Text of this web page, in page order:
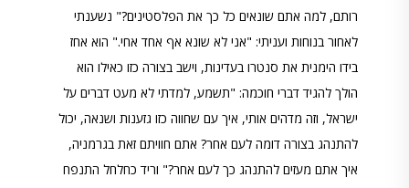
רותם, למה אתם שונאים כל כך את הפלסטינים?" נשענתי
לאחור בנוחות ועניתי: "אני לא שונא אף אחד אחי." הוא אחז
בידו הימנית את סנטרו בעדינות, וישב בצורה כזו כאילו הוא
הולך להגיד דברי חוכמה: "תשמע, למדתי לא מעט דברים על
ישראל, וזה מדהים אותי, איך עם שחווה כזו גזענות ושנאה, יכול
להתנהג בצורה דומה לעם אחר? אתם חוויתם זאת בגרמניה,
איך אתם מעזים להתנהג כך לעם אחר?" וריד כחלחל התנפח